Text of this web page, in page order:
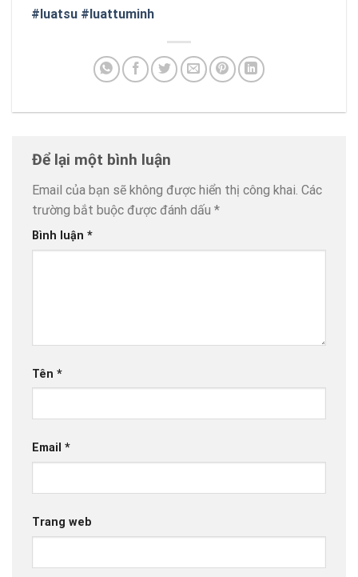
#luatsu #luattuminh
Để lại một bình luận
Email của bạn sẽ không được hiển thị công khai. Các
trường bắt buộc được đánh dấu *
Bình luận *
Tên *
Email *
Trang web